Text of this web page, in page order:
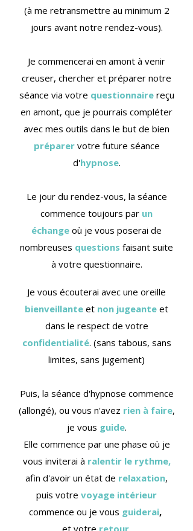
(à me retransmettre au minimum 2
jours avant notre rendez-vous).
Je commencerai en amont à venir
creuser, chercher et préparer notre
séance via votre questionnairereçu
en amont, que je pourrais compléter
avec mes outils dans le but de bien
préparer votre future séance
d'hypnose.
Le jour du rendez-vous, la séance
commence toujours par un
échange où je vous poserai de
nombreuses questions faisant suite
à votre questionnaire.
Je vous écouterai avec une oreille
bienveillante et non jugeante et
dans le respect de votre
confidentialité. (sans tabous, sans
limites, sans jugement)
Puis, la séance d'hypnose commence
(allongé), ou vous n'avez rien à faire,
je vous guide.
Elle commence par une phase où je
vous inviterai à ralentir le rythme,
afin d'avoir un état de relaxation,
puis votre voyage intérieur
commence ou je vous guiderai,
et votre retour.